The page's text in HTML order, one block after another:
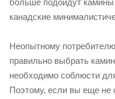
канадские
Неопытному
правильно выбрать
необходимо соблюсти
Поэтому, если вы еще не